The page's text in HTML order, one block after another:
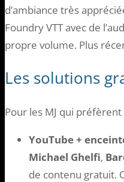
d’ambiance très
Foundry VTT avec de
propre volume. Plus
Les solutions
Pour les MJ qui
YouTube +
Michael Ghelfi,
de contenu gratuit.